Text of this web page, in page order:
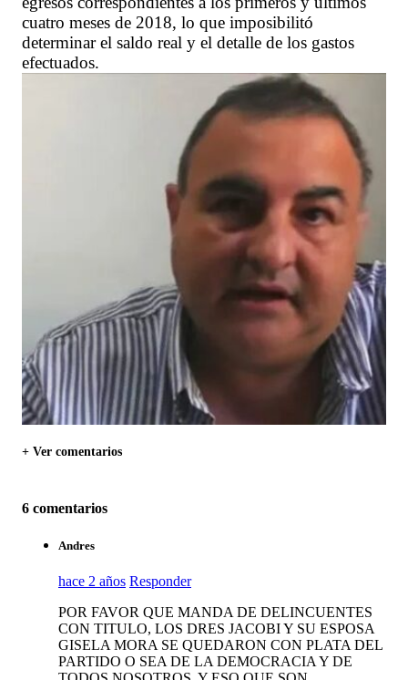
cuatro meses de 2018, lo que imposibilitó
determinar el saldo real y el detalle de los gastos
efectuados.
+ Ver comentarios
6 comentarios
Andres
hace 2 años Responder
POR FAVOR QUE MANDA DE DELINCUENTES
CON TITULO, LOS DRES JACOBI Y SU ESPOSA
GISELA MORA SE QUEDARON CON PLATA DEL
PARTIDO O SEA DE LA DEMOCRACIA Y DE